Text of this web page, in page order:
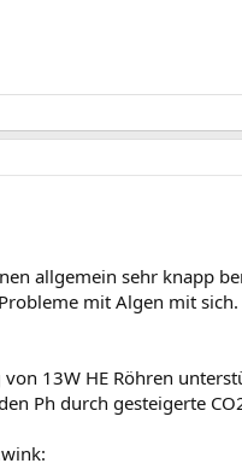
allgemein sehr knapp
mit Algen mit
13W HE Röhren
Ph durch gesteigerte